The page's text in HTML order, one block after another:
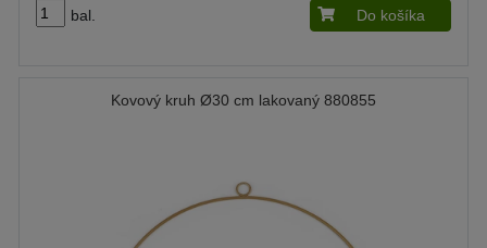
bal. Do košíka
Kovový kruh Ø30 cm lakovaný 880855